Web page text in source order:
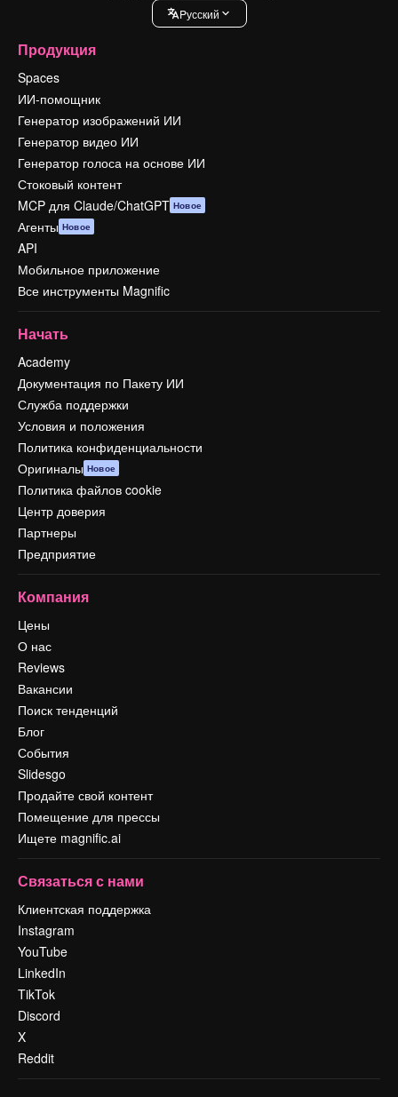
Pусский
Продукция
Spaces
ИИ-помощник
Генератор изображений ИИ
Генератор видео ИИ
Генератор голоса на основе ИИ
Стоковый контент
MCP для Claude/ChatGPT Новое
Агенты Новое
API
Мобильное приложение
Все инструменты Magnific
Начать
Academy
Документация по Пакету ИИ
Служба поддержки
Условия и положения
Политика конфиденциальности
Оригиналы Новое
Политика файлов cookie
Центр доверия
Партнеры
Предприятие
Компания
Цены
О нас
Reviews
Вакансии
Поиск тенденций
Блог
События
Slidesgo
Продайте свой контент
Помещение для прессы
Ищете magnific.ai
Связаться с нами
Клиентская поддержка
Instagram
YouTube
LinkedIn
TikTok
Discord
X
Reddit